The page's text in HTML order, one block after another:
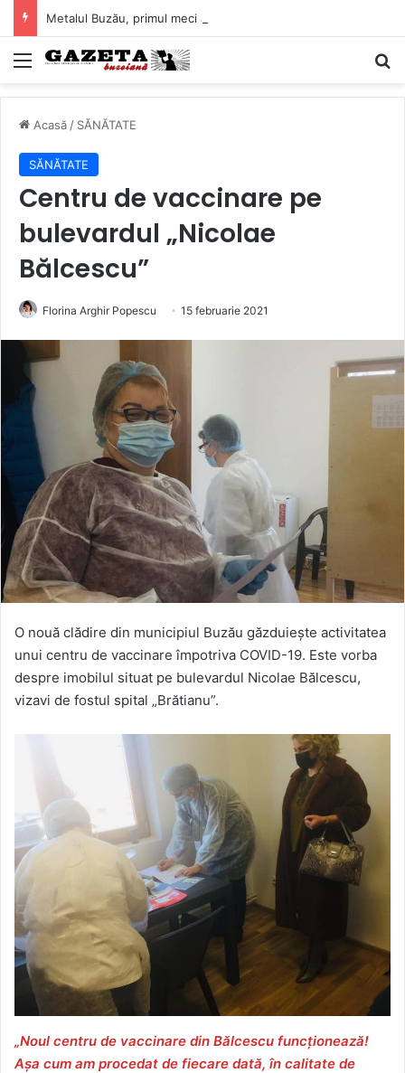
Mediu
Acasă / SĂNĂTATE
SĂNĂTATE
Centru de vaccinare pe
bulevardul „Nicolae
Bălcescu”
Florina Arghir Popescu 15 februarie 2021
O nouă clădire din municipiul Buzău găzduiește activitatea
unui centru de vaccinare împotriva COVID-19. Este vorba
despre imobilul situat pe bulevardul Nicolae Bălcescu,
vizavi de fostul spital „Brătianu”.
„Noul centru de vaccinare din Bălcescu funcționează!
Așa cum am procedat de fiecare dată, în calitate de